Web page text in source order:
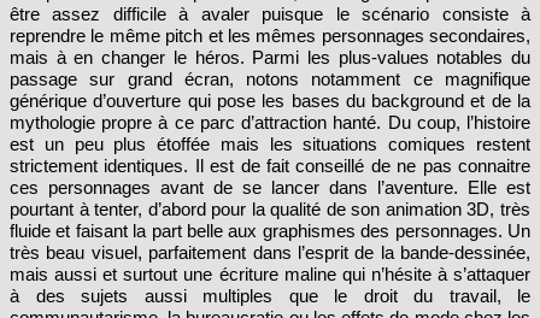
être assez difficile à avaler puisque le scénario consiste à
reprendre le même pitch et les mêmes personnages secondaires,
mais à en changer le héros. Parmi les plus-values notables du
passage sur grand écran, notons notamment ce magnifique
générique d’ouverture qui pose les bases du background et de la
mythologie propre à ce parc d’attraction hanté. Du coup, l’histoire
est un peu plus étoffée mais les situations comiques restent
strictement identiques. Il est de fait conseillé de ne pas connaitre
ces personnages avant de se lancer dans l’aventure. Elle est
pourtant à tenter, d’abord pour la qualité de son animation 3D, très
fluide et faisant la part belle aux graphismes des personnages. Un
très beau visuel, parfaitement dans l’esprit de la bande-dessinée,
mais aussi et surtout une écriture maline qui n’hésite à s’attaquer
à des sujets aussi multiples que le droit du travail, le